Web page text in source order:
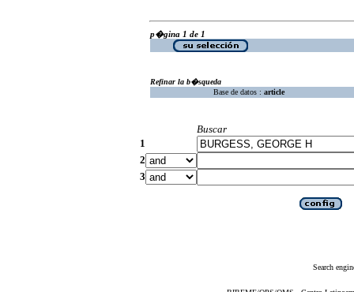
p�gina 1 de 1
Refinar la b�squeda
Base de datos : article
Buscar
1
2
3
Search